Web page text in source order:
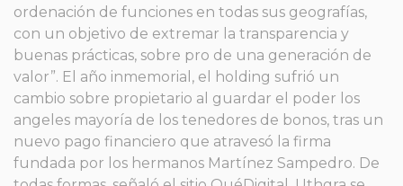
ordenación de funciones en todas sus geografías,
con un objetivo de extremar la transparencia y
buenas prácticas, sobre pro de una generación de
valor”. El año inmemorial, el holding sufrió un
cambio sobre propietario al guardar el poder los
angeles mayoría de los tenedores de bonos, tras un
nuevo pago financiero que atravesó la firma
fundada por los hermanos Martínez Sampedro. De